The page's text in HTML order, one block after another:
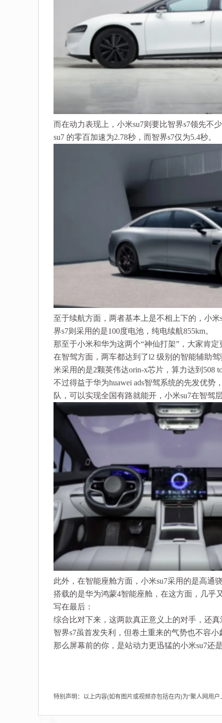
而在动力表现上，小米su7则要比智界s7领先不
su7 的零百加速为2.78秒，而智界s7仅为5.4秒。
至于续航方面，两者基本上是不相上下的，小
界s7则采用的是100度电池，纯电续航855km。
那至于小米和华为这两个“神仙打架”，大家肯
在智驾方面，两车都达到了l2 级别的智能辅助
米采用的是2颗英伟达orin-x芯片，算力达到508
不过得益于华为huawei ads智驾系统的先发优
队，可以实现全国有路就能开，小米su7在智驾
此外，在智能座舱方面，小米su7采用的是高通
搭载的是华为鸿蒙4智能座舱，在这方面，几乎
写在最后：
综合比对下来，这两款真正意义上的对手，还
智界s7虽首发失利，但卷土重来的气势也不容
那么屏幕前的你，是站动力更迅猛的小米su7还
特别声明：以上内容(如有图片或视频亦包括在内)为“聚人网用